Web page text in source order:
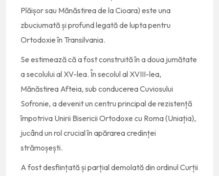
Plăișor sau Mănăstirea de la Cioara) este una
zbuciumată și profund legată de lupta pentru
Ortodoxie în Transilvania.
Se estimează că a fost construită în a doua jumătate
a secolului al XV-lea. În secolul al XVIII-lea,
Mănăstirea Afteia, sub conducerea Cuviosului
Sofronie, a devenit un centru principal de rezistență
împotriva Unirii Bisericii Ortodoxe cu Roma (Uniația),
jucând un rol crucial în apărarea credinței
strămoșești.
A fost desființată și parțial demolată din ordinul Curții